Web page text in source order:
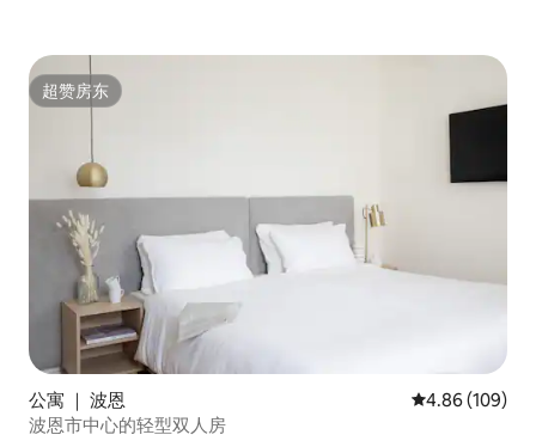
超赞房东
超赞房东
公寓 ｜ 波恩 平均评分 4.86
4.86 (109)
波恩市中心的轻型双人房